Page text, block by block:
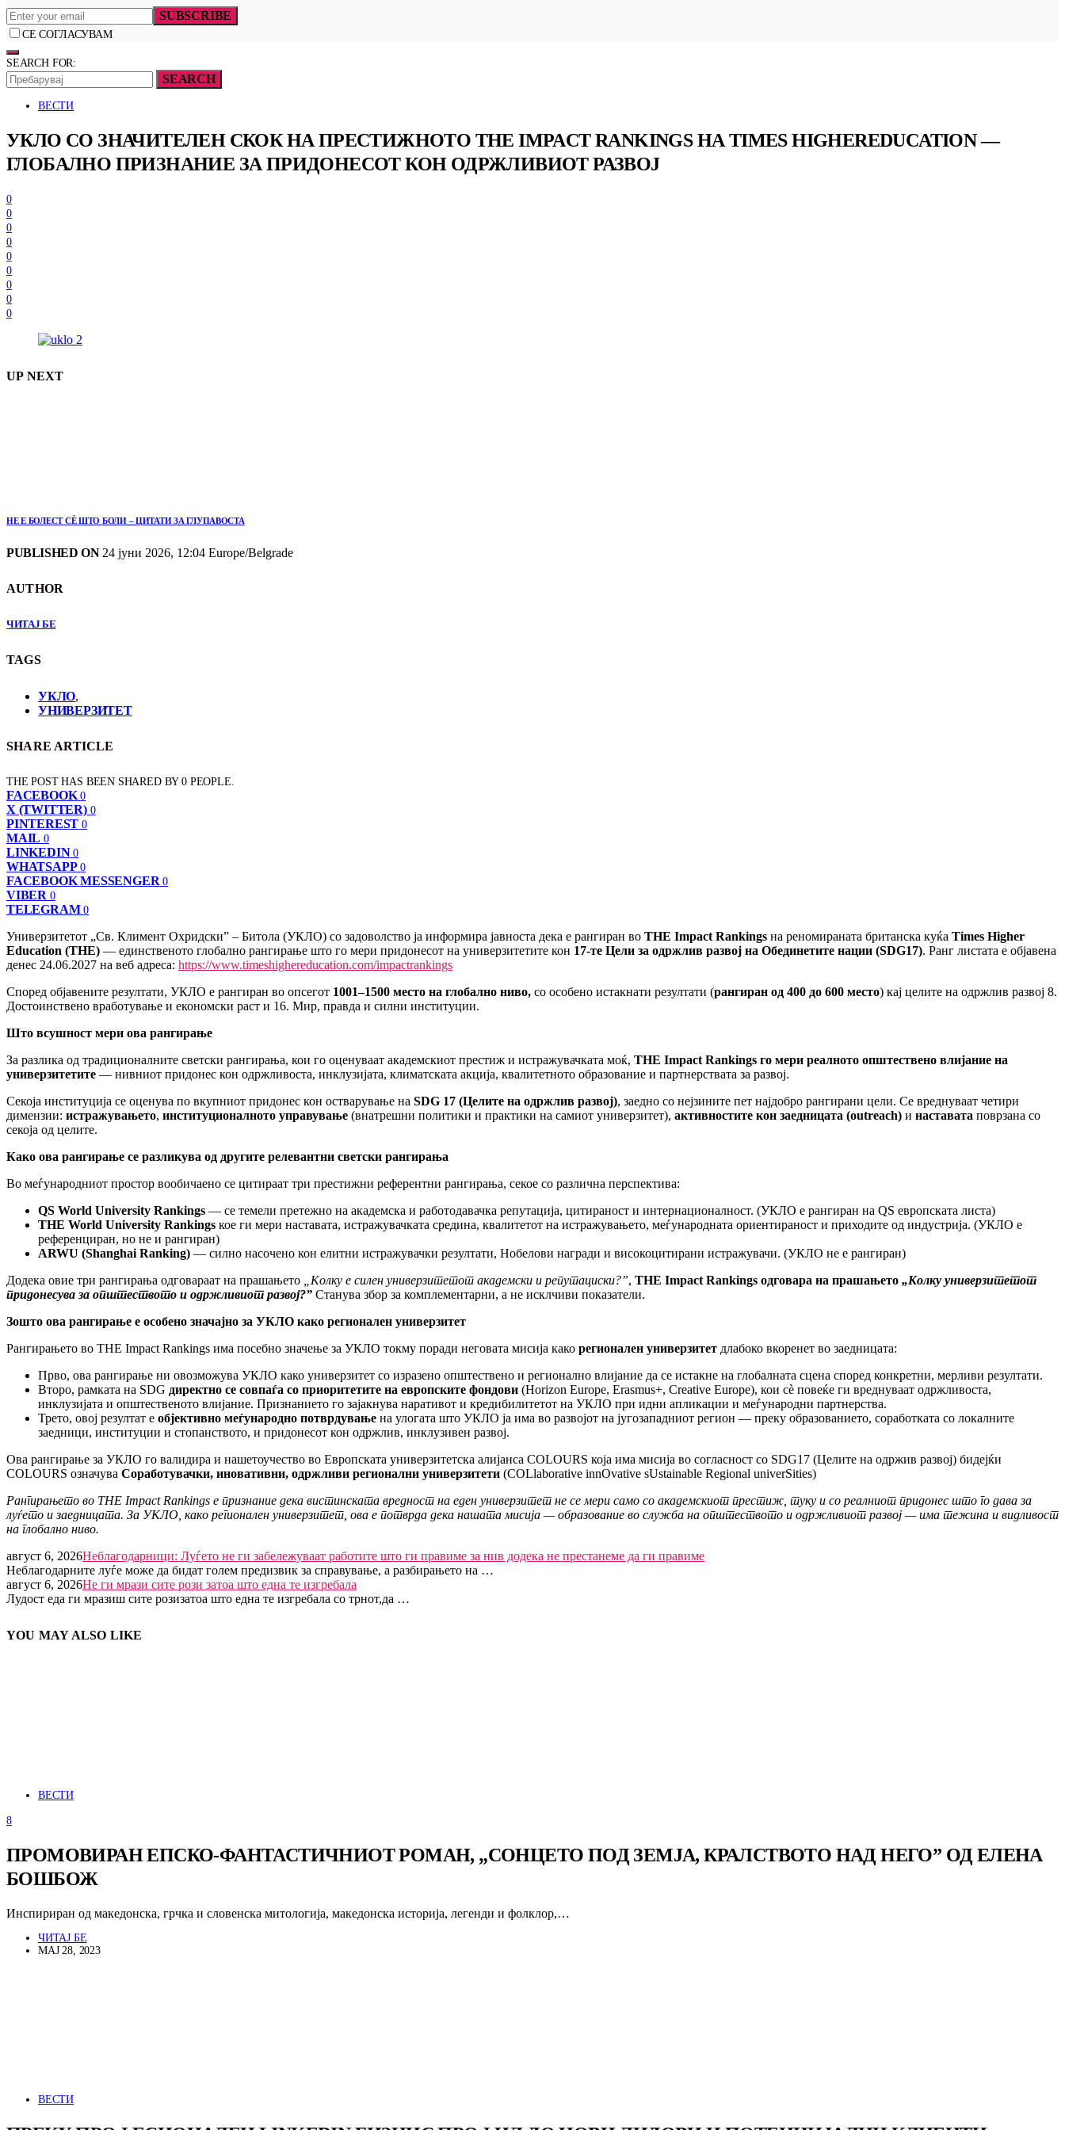
SUBSCRIBE
СЕ СОГЛАСУВАМ
SEARCH FOR:
SEARCH
ВЕСТИ
УКЛО СО ЗНАЧИТЕЛЕН СКОК НА ПРЕСТИЖНОТО THE IMPACT RANKINGS НА TIMES HIGHEREDUCATION —
ГЛОБАЛНО ПРИЗНАНИЕ ЗА ПРИДОНЕСОТ КОН ОДРЖЛИВИОТ РАЗВОЈ
0
0
0
0
0
0
0
0
0
UP NEXT
НЕ Е БОЛЕСТ СЀ ШТО БОЛИ – ЦИТАТИ ЗА ГЛУПАВОСТА
PUBLISHED ON24 јуни 2026, 12:04 Europe/Belgrade
AUTHOR
ЧИТАЈ БЕ
TAGS
УКЛО,
УНИВЕРЗИТЕТ
SHARE ARTICLE
THE POST HAS BEEN SHARED BY0 PEOPLE.
FACEBOOK 0
X (TWITTER) 0
PINTEREST 0
MAIL 0
LINKEDIN 0
WHATSAPP 0
FACEBOOK MESSENGER 0
VIBER 0
TELEGRAM 0
Универзитетот „Св. Климент Охридски” – Битола (УКЛО) со задоволство ја информира јавноста дека е рангиран во THE Impact Rankings на реномираната британска куќа Times Higher
Education (THE) — единственото глобално рангирање што го мери придонесот на универзитетите кон 17-те Цели за одржлив развој на Обединетите нации (SDG17). Ранг листата е објавена
денес 24.06.2027 на веб адреса: https://www.timeshighereducation.com/impactrankings
Според објавените резултати, УКЛО е рангиран во опсегот 1001–1500 место на глобално ниво, со особено истакнати резултати (рангиран од 400 до 600 место) кај целите на одржлив развој 8.
Достоинствено вработување и економски раст и 16. Мир, правда и силни институции.
Што всушност мери ова рангирање
За разлика од традиционалните светски рангирања, кои го оценуваат академскиот престиж и истражувачката моќ, THE Impact Rankings го мери реалното општествено влијание на
универзитетите — нивниот придонес кон одржливоста, инклузијата, климатската акција, квалитетното образование и партнерствата за развој.
Секоја институција се оценува по вкупниот придонес кон остварување на SDG 17 (Целите на одржлив развој), заедно со нејзините пет најдобро рангирани цели. Се вреднуваат четири
димензии: истражувањето, институционалното управување (внатрешни политики и практики на самиот универзитет), активностите кон заедницата (outreach) и наставата поврзана со
секоја од целите.
Како ова рангирање се разликува од другите релевантни светски рангирања
Во меѓународниот простор вообичаено се цитираат три престижни референтни рангирања, секое со различна перспектива:
QS World University Rankings — се темели претежно на академска и работодавачка репутација, цитираност и интернационалност. (УКЛО е рангиран на QS европската листа)
THE World University Rankings кое ги мери наставата, истражувачката средина, квалитетот на истражувањето, меѓународната ориентираност и приходите од индустрија. (УКЛО е
референциран, но не и рангиран)
ARWU (Shanghai Ranking) — силно насочено кон елитни истражувачки резултати, Нобелови награди и високоцитирани истражувачи. (УКЛО не е рангиран)
Додека овие три рангирања одговараат на прашањето
„Колку е силен универзитетот академски и репутациски?”, THE Impact Rankings одговара на прашањето „Колку универзитетот
придонесува за општеството и одржливиот развој?” Станува збор за комплементарни, а не исклчиви показатели.
Зошто ова рангирање е особено значајно за УКЛО како регионален универзитет
Рангирањето во THE Impact Rankings има посебно значење за УКЛО токму поради неговата мисија како регионален универзитет длабоко вкоренет во заедницата:
Прво, ова рангирање ни овозможува УКЛО како универзитет со изразено општествено и регионално влијание да се истакне на глобалната сцена според конкретни, мерливи резултати.
Второ, рамката на SDG директно се совпаѓа со приоритетите на европските фондови (Horizon Europe, Erasmus+, Creative Europe), кои сè повеќе ги вреднуваат одржливоста,
инклузијата и општественото влијание. Признанието го зајакнува наративот и кредибилитетот на УКЛО при идни апликации и меѓународни партнерства.
Трето, овој резултат е објективно меѓународно потврдување на улогата што УКЛО ја има во развојот на југозападниот регион — преку образованието, соработката со локалните
заедници, институции и стопанството, и придонесот кон одржлив, инклузивен развој.
Ова рангирање за УКЛО го валидира и нашетоучество во Европската универзитетска алијанса COLOURS која има мисија во согласност со SDG17 (Целите на одржив развој) бидејќи
COLOURS означува Соработувачки, иновативни, одржливи регионални универзитети (COLlaborative innOvative sUstainable Regional univerSities)
Рангирањето во THE Impact Rankings е признание дека вистинската вредност на еден универзитет не се мери само со академскиот престиж, туку и со реалниот придонес што го дава за
луѓето и заедницата. За УКЛО, како регионален универзитет, ова е потврда дека нашата мисија — образование во служба на општеството и одржливиот развој — има тежина и видливост
на глобално ниво.
август 6, 2026Неблагодарници: Луѓето не ги забележуваат работите што ги правиме за нив додека не престанеме да ги правиме
Неблагодарните луѓе може да бидат голем предизвик за справување, а разбирањето на …
август 6, 2026Не ги мрази сите рози затоа што една те изгребала
Лудост еда ги мразиш сите розизатоа што една те изгребала со трнот,да …
YOU MAY ALSO LIKE
ВЕСТИ
8
ПРОМОВИРАН ЕПСКО-ФАНТАСТИЧНИОТ РОМАН, „СОНЦЕТО ПОД ЗЕМЈА, КРАЛСТВОТО НАД НЕГО” ОД ЕЛЕНА
БОШБОЖ
Инспириран од македонска, грчка и словенска митологија, македонска историја, легенди и фолклор,…
ЧИТАЈ БЕ
МАЈ 28, 2023
ВЕСТИ